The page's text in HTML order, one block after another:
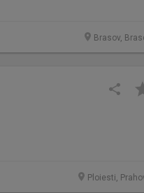
Brasov,
Ploiesti,